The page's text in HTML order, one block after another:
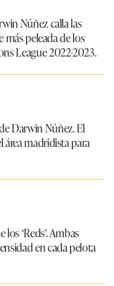
Núñez calla las
más peleada de los
League 2022-2023.
Darwin Núñez. El
madridista para
‘Reds’. Ambas
en cada pelota